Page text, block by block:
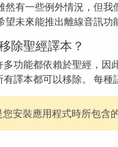
然有一些例外情況，但
望未來能推出離線音訊功
除聖經譯本？
多功能都依賴於聖經，因
譯本都可以移除。 每種
安裝應用程式時所包含的